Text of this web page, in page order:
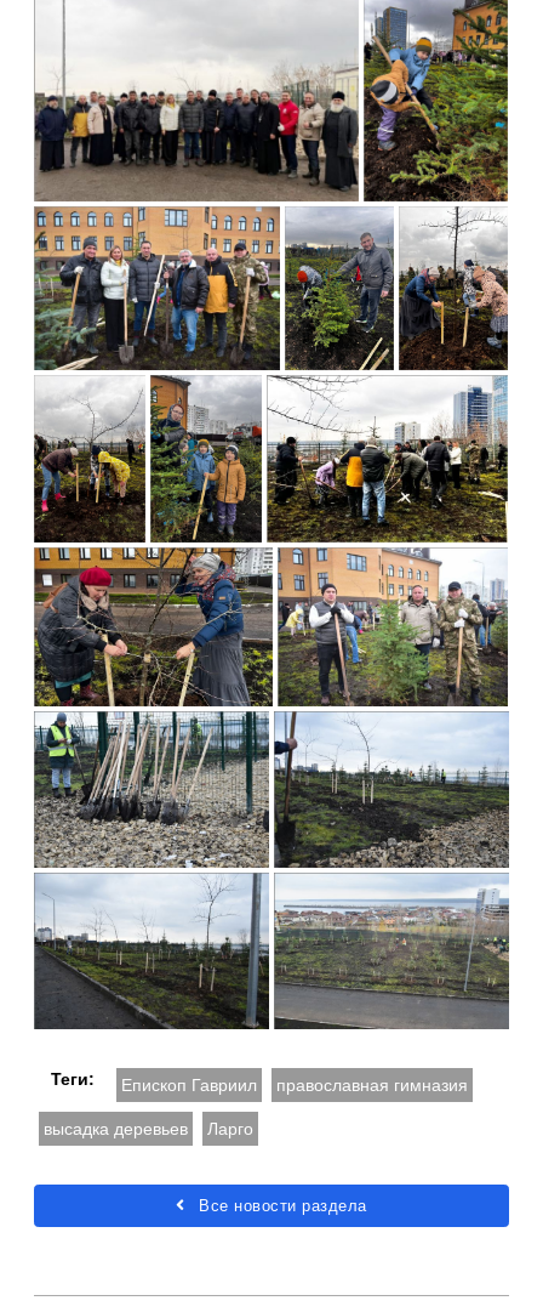
Теги: Епископ Гавриил православная гимназия
высадка деревьев Ларго
Все новости раздела